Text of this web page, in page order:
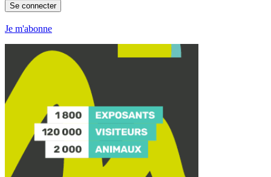
Se connecter
Je m'abonne